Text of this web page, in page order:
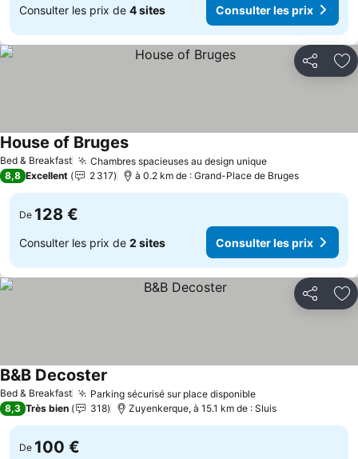
Consulter les prix de 4 sites Consulter les prix
Partager
Bed & Breakfast Chambres spacieuses au design unique
House of Bruges
8,8 Excellent 2 317 à 0.2 km de : Grand-Place de Bruges
De 128 €
Consulter les prix de 2 sites Consulter les prix
Partager
Bed & Breakfast Parking sécurisé sur place disponible
B&B Decoster
8,3 Très bien 318 Zuyenkerque, à 15.1 km de : Sluis
De 100 €